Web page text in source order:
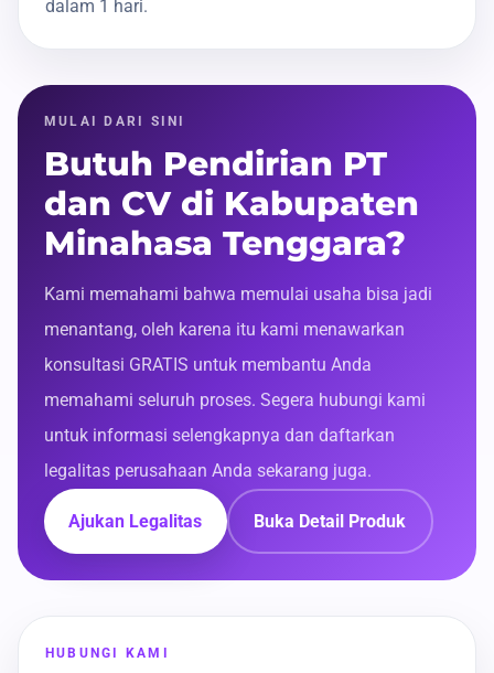
dalam 1 hari.
MULAI DARI SINI
Butuh Pendirian PT
dan CV di Kabupaten
Minahasa Tenggara?
Kami memahami bahwa memulai usaha bisa jadi
menantang, oleh karena itu kami menawarkan
konsultasi GRATIS untuk membantu Anda
memahami seluruh proses. Segera hubungi kami
untuk informasi selengkapnya dan daftarkan
legalitas perusahaan Anda sekarang juga.
Ajukan Legalitas Buka Detail Produk
HUBUNGI KAMI